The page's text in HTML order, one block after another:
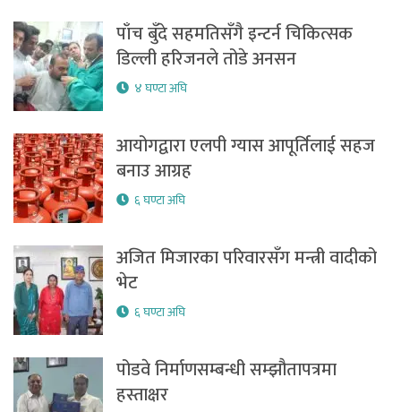
पाँच बुँदे सहमतिसँगै इन्टर्न चिकित्सक
डिल्ली हरिजनले तोडे अनसन
४ घण्टा अघि
आयोगद्वारा एलपी ग्यास आपूर्तिलाई सहज
बनाउ आग्रह
६ घण्टा अघि
अजित मिजारका परिवारसँग मन्त्री वादीको
भेट
६ घण्टा अघि
पोडवे निर्माणसम्बन्धी सम्झौतापत्रमा
हस्ताक्षर